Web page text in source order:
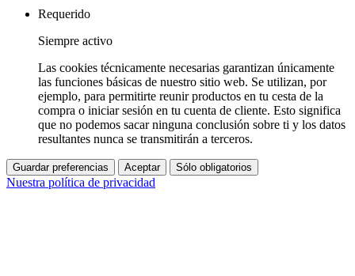
Requerido
Siempre activo
Las cookies técnicamente necesarias garantizan únicamente
las funciones básicas de nuestro sitio web. Se utilizan, por
ejemplo, para permitirte reunir productos en tu cesta de la
compra o iniciar sesión en tu cuenta de cliente. Esto significa
que no podemos sacar ninguna conclusión sobre ti y los datos
resultantes nunca se transmitirán a terceros.
Guardar preferencias Aceptar Sólo obligatorios
Nuestra política de privacidad